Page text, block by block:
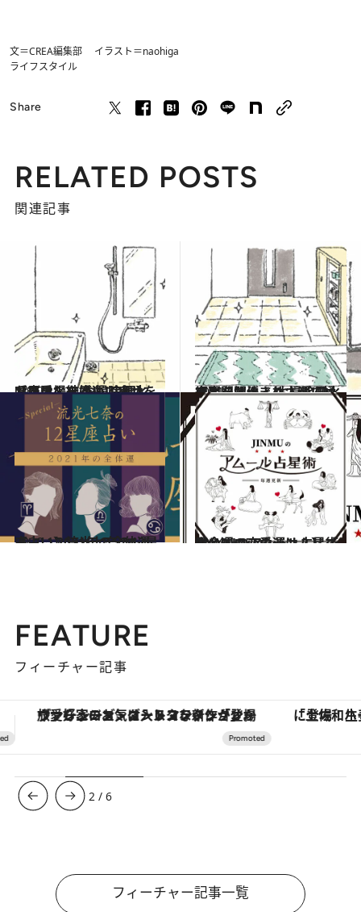
文＝CREA編集部 イラスト＝naohiga
ライフスタイル
Share
RELATED POSTS
関連記事
2020.12.29
お風呂場を磨いて幸せを呼び込む！ お掃除風水【恋愛・結婚運UP編】
ライフスタイル 2021.1.4
玄関をすっきりさせて揉め事を解決！ お掃除風水【人間関係・対人運UP編】
ライフスタイル
2020.12.15
【占い】流光七奈の12星座占い 2021年の全体運
占い 2024.6.15
【今週の恋愛運は？】JINMUのアムール占星術 愛とエロスのジンムリズム
占い
FEATURE
フィーチャー記事
「土佐和ハーブかき氷」がOMO7高知に登場！生姜、山椒、大葉など目にも舌にも涼を呼ぶ郷土の味
3 /6
フィーチャー記事一覧